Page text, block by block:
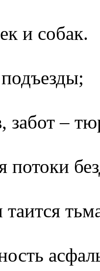
и собак.
забот –
потоки